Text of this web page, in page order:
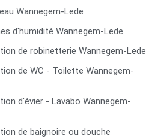
Wannegem-Lede
d'humidité Wannegem-Lede
de robinetterie Wannegem-Lede
de WC - Toilette Wannegem-
d'évier - Lavabo Wannegem-
de baignoire ou douche